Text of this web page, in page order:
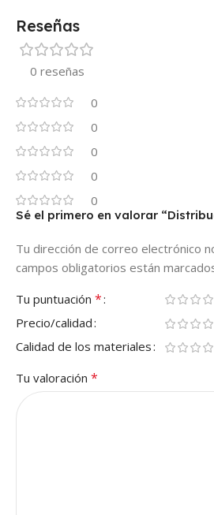
Reseñas
0 reseñas
0
0
0
0
0
Sé el primero en valorar
Tu dirección de correo electrónico
campos obligatorios están
Tu puntuación *
Precio/calidad
Calidad de los materiales
Tu valoración *